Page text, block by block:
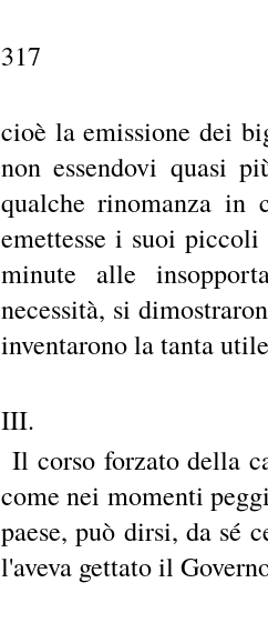
317
cioè la emissione dei
non essendovi quasi
qualche rinomanza in
emettesse i suoi
minute alle
necessità, si
inventarono la tanta
III.
Il corso forzato della
come nei momenti
paese, può dirsi, da sé
l'aveva gettato il